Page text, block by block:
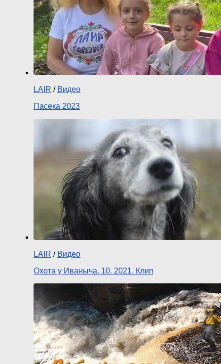
LAIR / Видео
Пасека 2023
LAIR / Видео
Охота у Иваныча. 10. 2021. Клип